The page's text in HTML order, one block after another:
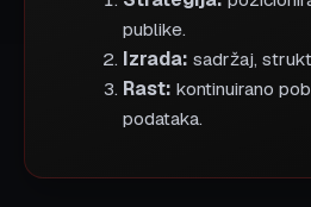
publike.
Izrada: sadržaj,
Rast: kontinuirano
podataka.